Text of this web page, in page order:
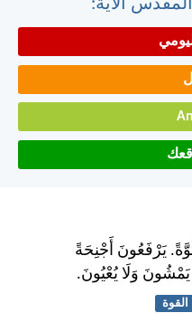
الآية:
يَرْفَعُونَ أَجْنِحَةً
وَلَا يُعْيُونَ.
القوة